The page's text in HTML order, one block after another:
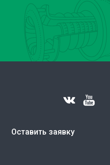
Оставить заявку